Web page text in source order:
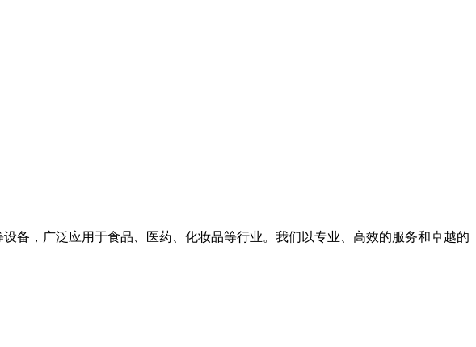
备，广泛应用于食品、医药、化妆品等行业。我们以专业、高效的服务和卓越的